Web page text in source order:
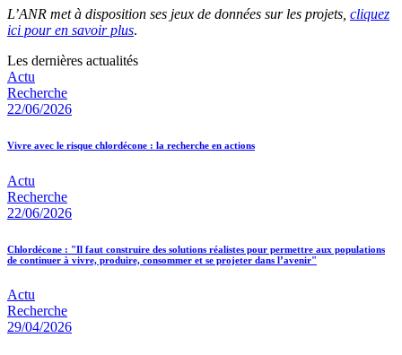
L’ANR met à disposition ses jeux de données sur les projets, cliquez
ici pour en savoir plus.
Les dernières actualités
Actu
Recherche
22/06/2026
Vivre avec le risque chlordécone : la recherche en actions
Actu
Recherche
22/06/2026
Chlordécone : "Il faut construire des solutions réalistes pour permettre aux populations
de continuer à vivre, produire, consommer et se projeter dans l’avenir"
Actu
Recherche
29/04/2026